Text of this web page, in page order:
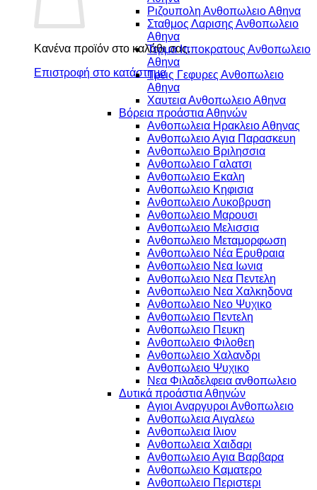
Κανένα προϊόν στο καλάθι σας.
Επιστροφή στο κατάστημα
Ριζουπολη Ανθοπωλειο Αθηνα
Σταθμος Λαρισης Ανθοπωλειο
Αθηνα
Τερμα Ιπποκρατους Ανθοπωλειο
Αθηνα
Τρεις Γεφυρες Ανθοπωλειο
Αθηνα
Χαυτεια Ανθοπωλειο Αθηνα
Βόρεια προάστια Αθηνών
Ανθοπωλεια Ηρακλειο Αθηνας
Ανθοπωλειο Αγια Παρασκευη
Ανθοπωλειο Βριλησσια
Ανθοπωλειο Γαλατσι
Ανθοπωλειο Εκαλη
Ανθοπωλειο Κηφισια
Ανθοπωλειο Λυκοβρυση
Ανθοπωλειο Μαρουσι
Ανθοπωλειο Μελισσια
Ανθοπωλειο Μεταμορφωση
Ανθοπωλειο Νέα Ερυθραια
Ανθοπωλειο Νεα Ιωνια
Ανθοπωλειο Νεα Πεντελη
Ανθοπωλειο Νεα Χαλκηδονα
Ανθοπωλειο Νεο Ψυχικο
Ανθοπωλειο Πεντελη
Ανθοπωλειο Πευκη
Ανθοπωλειο Φιλοθεη
Ανθοπωλειο Χαλανδρι
Ανθοπωλειο Ψυχικο
Νεα Φιλαδελφεια ανθοπωλειο
Δυτικά προάστια Αθηνών
Αγιοι Αναργυροι Ανθοπωλειο
Ανθοπωλεια Αιγαλεω
Ανθοπωλεια Ιλιον
Ανθοπωλεια Χαιδαρι
Ανθοπωλειο Αγια Βαρβαρα
Ανθοπωλειο Καματερο
Ανθοπωλειο Περιστερι